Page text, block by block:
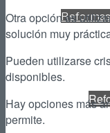
Otra opción es
solución muy
Pueden utilizarse
disponibles.
Hay opciones más
permite.